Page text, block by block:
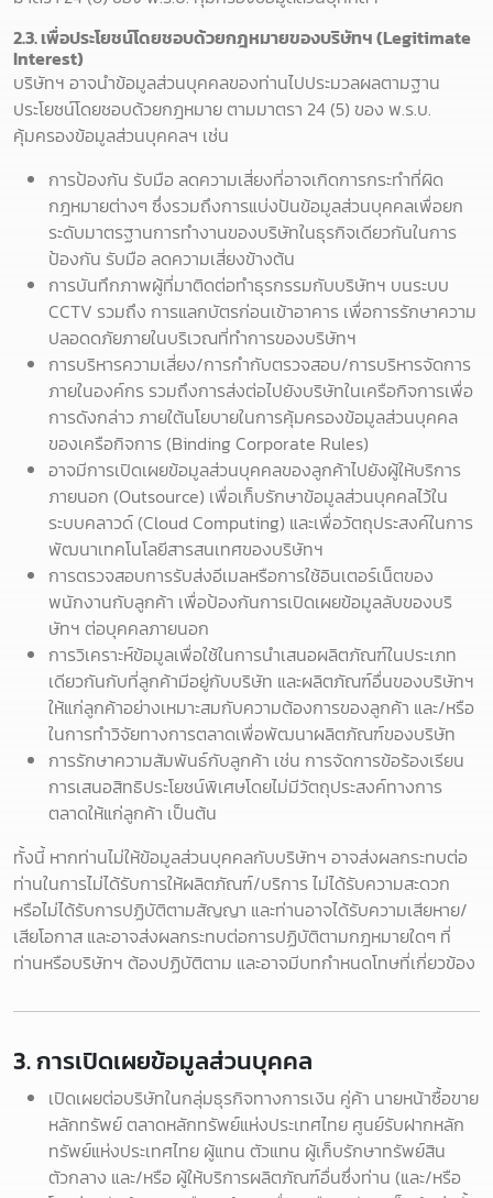
2.3. เพื่อประโยชน์โดยชอบด้วยกฎหมายของบริษัทฯ (Legitimate
Interest)
บริษัทฯ อาจนำข้อมูลส่วนบุคคลของท่านไปประมวลผลตามฐาน
ประโยชน์โดยชอบด้วยกฎหมาย ตามมาตรา 24 (5) ของ พ.ร.บ.
คุ้มครองข้อมูลส่วนบุคคลฯ เช่น
การป้องกัน รับมือ ลดความเสี่ยงที่อาจเกิดการกระทำที่ผิด
กฎหมายต่างๆ ซึ่งรวมถึงการแบ่งปันข้อมูลส่วนบุคคลเพื่อยก
ระดับมาตรฐานการทำงานของบริษัทในธุรกิจเดียวกันในการ
ป้องกัน รับมือ ลดความเสี่ยงข้างต้น
การบันทึกภาพผู้ที่มาติดต่อทำธุรกรรมกับบริษัทฯ บนระบบ
CCTV รวมถึง การแลกบัตรก่อนเข้าอาคาร เพื่อการรักษาความ
ปลอดดภัยภายในบริเวณที่ทำการของบริษัทฯ
การบริหารความเสี่ยง/การกำกับตรวจสอบ/การบริหารจัดการ
ภายในองค์กร รวมถึงการส่งต่อไปยังบริษัทในเครือกิจการเพื่อ
การดังกล่าว ภายใต้นโยบายในการคุ้มครองข้อมูลส่วนบุคคล
ของเครือกิจการ (Binding Corporate Rules)
อาจมีการเปิดเผยข้อมูลส่วนบุคคลของลูกค้าไปยังผู้ให้บริการ
ภายนอก (Outsource) เพื่อเก็บรักษาข้อมูลส่วนบุคคลไว้ใน
ระบบคลาวด์ (Cloud Computing) และเพื่อวัตถุประสงค์ในการ
พัฒนาเทคโนโลยีสารสนเทศของบริษัทฯ
การตรวจสอบการรับส่งอีเมลหรือการใช้อินเตอร์เน็ตของ
พนักงานกับลูกค้า เพื่อป้องกันการเปิดเผยข้อมูลลับของบริ
ษัทฯ ต่อบุคคลภายนอก
การวิเคราะห์ข้อมูลเพื่อใช้ในการนำเสนอผลิตภัณฑ์ในประเภท
เดียวกันกับที่ลูกค้ามีอยู่กับบริษัท และผลิตภัณฑ์อื่นของบริษัทฯ
ให้แก่ลูกค้าอย่างเหมาะสมกับความต้องการของลูกค้า และ/หรือ
ในการทำวิจัยทางการตลาดเพื่อพัฒนาผลิตภัณฑ์ของบริษัท
การรักษาความสัมพันธ์กับลูกค้า เช่น การจัดการข้อร้องเรียน
การเสนอสิทธิประโยชน์พิเศษโดยไม่มีวัตถุประสงค์ทางการ
ตลาดให้แก่ลูกค้า เป็นต้น
ทั้งนี้ หากท่านไม่ให้ข้อมูลส่วนบุคคลกับบริษัทฯ อาจส่งผลกระทบต่อ
ท่านในการไม่ได้รับการให้ผลิตภัณฑ์/บริการ ไม่ได้รับความสะดวก
หรือไม่ได้รับการปฏิบัติตามสัญญา และท่านอาจได้รับความเสียหาย/
เสียโอกาส และอาจส่งผลกระทบต่อการปฏิบัติตามกฎหมายใดๆ ที่
ท่านหรือบริษัทฯ ต้องปฏิบัติตาม และอาจมีบทกำหนดโทษที่เกี่ยวข้อง
3. การเปิดเผยข้อมูลส่วนบุคคล
เปิดเผยต่อบริษัทในกลุ่มธุรกิจทางการเงิน คู่ค้า นายหน้าซื้อขาย
หลักทรัพย์ ตลาดหลักทรัพย์แห่งประเทศไทย ศูนย์รับฝากหลัก
ทรัพย์แห่งประเทศไทย ผู้แทน ตัวแทน ผู้เก็บรักษาทรัพย์สิน
ตัวกลาง และ/หรือ ผู้ให้บริการผลิตภัณฑ์อื่นซึ่งท่าน (และ/หรือ